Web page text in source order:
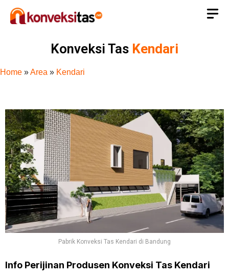
Konveksi Tas Kendari
Home »Area » Kendari
Pabrik Konveksi Tas Kendari di Bandung
Info Perijinan Produsen Konveksi Tas Kendari